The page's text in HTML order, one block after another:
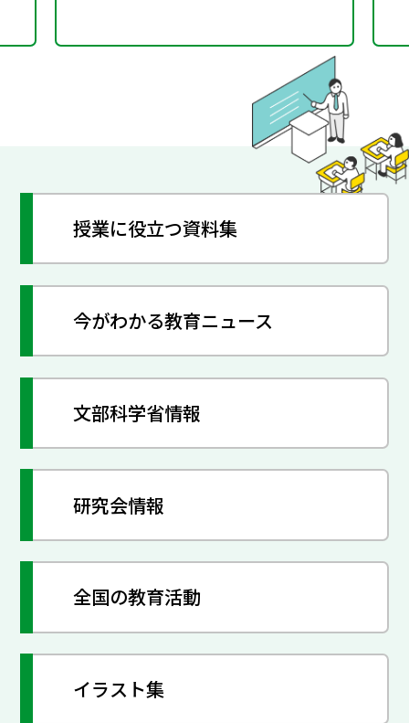
授業に役立つ資料集
今がわかる教育ニュース
文部科学省情報
研究会情報
全国の教育活動
イラスト集